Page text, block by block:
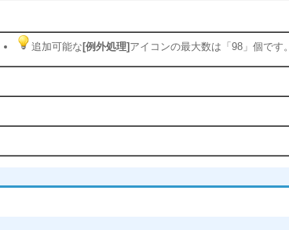
追加可能な [例外処理] アイコンの最大数は「98」個です。